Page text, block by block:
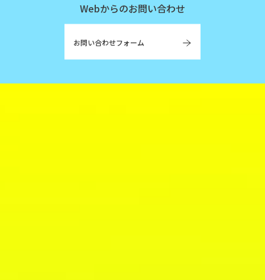
Webからのお問い合わせ
お問い合わせフォーム